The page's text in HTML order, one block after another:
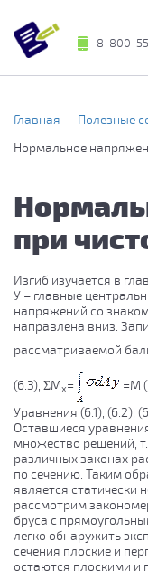
8-800-
Главная
Полезные
Нормальное
при
Изгиб изучается в
У – главные
напряжений со
направлена вниз.
рассматриваемой
(6.3), ΣMх= =М
Уравнения (6.1), (6.2),
Оставшиеся
множество решений,
различных законах
по сечению. Таким
является статически
рассмотрим
бруса с
легко обнаружить
сечения плоские и
остаются плоскими и